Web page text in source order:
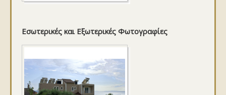
Εσωτερικές και Εξωτερικές Φωτογραφίες